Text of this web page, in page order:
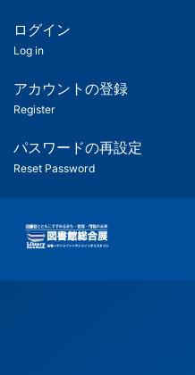
ツ
匿
名
ユ
ー
ー
用
メ
ログイン
Log in
アカウントの登録
Register
パスワードの再設定
Reset Password